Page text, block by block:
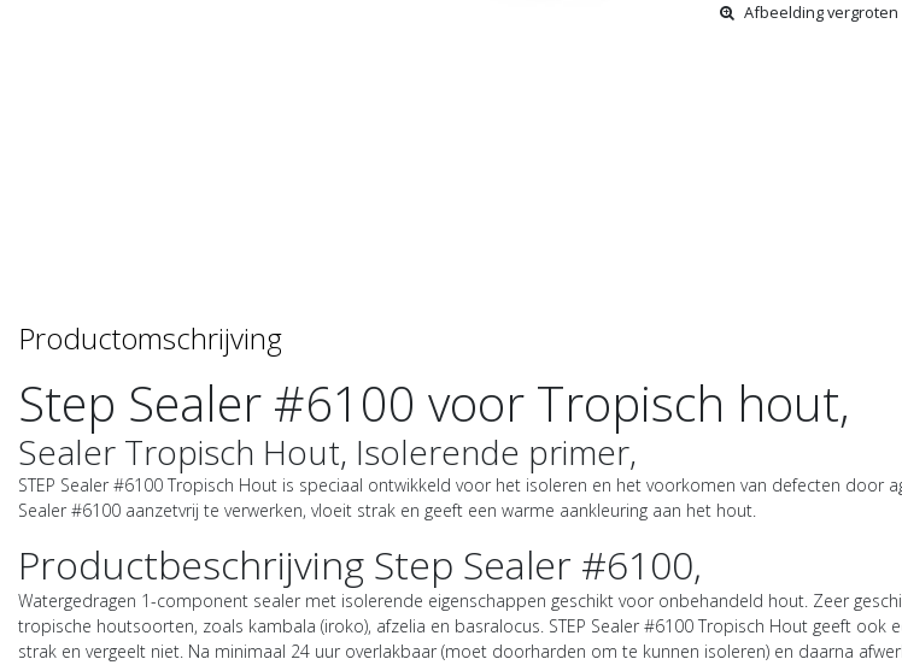
Afbeelding vergroten
Productomschrijving
Step Sealer #6100 voor Tropisch hout,
Sealer Tropisch Hout, Isolerende primer,
STEP Sealer #6100 Tropisch Hout is speciaal ontwikkeld voor het isoleren en het voorkomen van defecten
Sealer #6100 aanzetvrij te verwerken, vloeit strak en geeft een warme aankleuring aan het hout.
Productbeschrijving Step Sealer #6100,
Watergedragen 1-component sealer met isolerende eigenschappen geschikt voor onbehandeld hout. Zeer
tropische houtsoorten, zoals kambala (iroko), afzelia en basralocus. STEP Sealer #6100 Tropisch Hout geeft
strak en vergeelt niet. Na minimaal 24 uur overlakbaar (moet doorharden om te kunnen isoleren) en daarna